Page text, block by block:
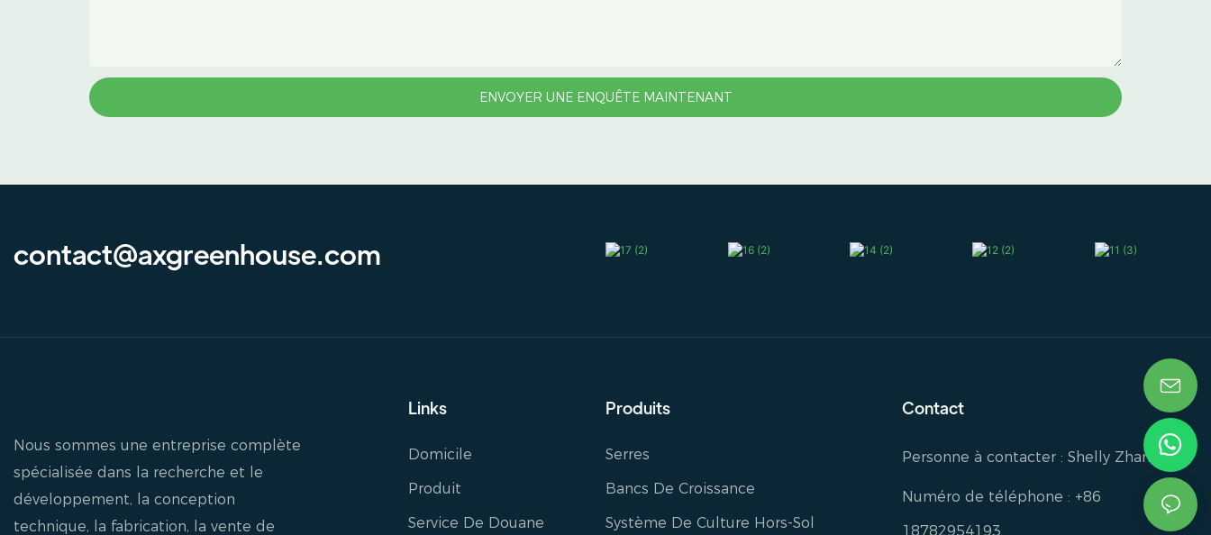
ENVOYER UNE ENQUÊTE MAINTENANT
contact@axgreenhouse.com
Nous sommes une entreprise complète
spécialisée dans la recherche et le
développement, la conception
technique, la fabrication, la vente de
Links
Domicile
Produit
Service De Douane
Produits
Serres
Bancs De Croissance
Système De Culture Hors-Sol
Contact
Personne à contacter : Shelly Zhang
Numéro de téléphone : +86
18782954193